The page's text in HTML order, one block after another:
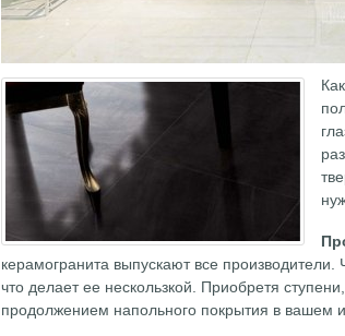
керамогранита выпускают все производители.
что делает ее нескользкой. Приобретя
продолжением напольного покрытия в вашем